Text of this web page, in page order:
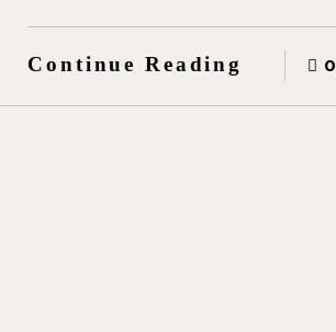
Continue Reading 0